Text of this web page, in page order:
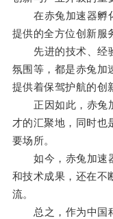
在赤兔加速器孵化
提供的全方位创新服
先进的技术、经验
氛围等，都是赤兔加
提供着保驾护航的创
正因如此，赤兔加
才的汇聚地，同时也
要场所。
如今，赤兔加速器
和技术成果，还在不
流。
总之，作为中国科